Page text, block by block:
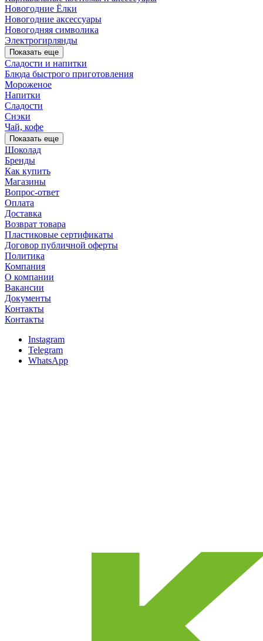
Новогодние Ёлки
Новогодние аксессуары
Новогодняя символика
Электрогирлянды
Показать еще
Сладости и напитки
Блюда быстрого приготовления
Мороженое
Напитки
Сладости
Снэки
Чай, кофе
Показать еще
Шоколад
Бренды
Как купить
Магазины
Вопрос-ответ
Оплата
Доставка
Возврат товара
Пластиковые сертификаты
Договор публичной оферты
Политика
Компания
О компании
Вакансии
Документы
Контакты
Контакты
Instagram
Telegram
WhatsApp